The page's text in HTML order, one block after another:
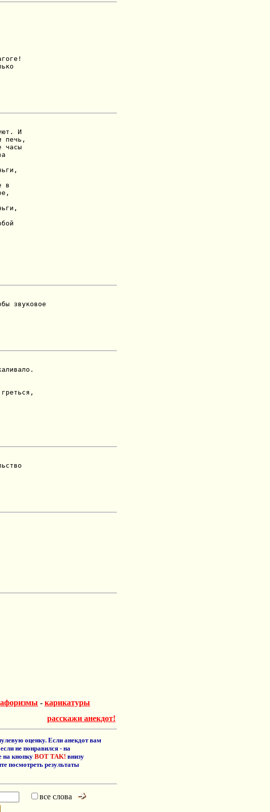
И
печь,
часы
в
звуковое
афоризмы - карикатуры
расскажи анекдот!
оценку. Если анекдот вам
не понравился - на
на кнопку BOT TAK! внизу
посмотреть результаты
все слова